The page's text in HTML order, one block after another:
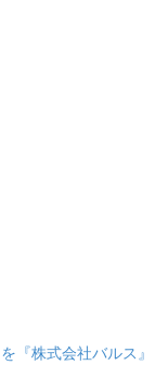
『株式会社バルス』